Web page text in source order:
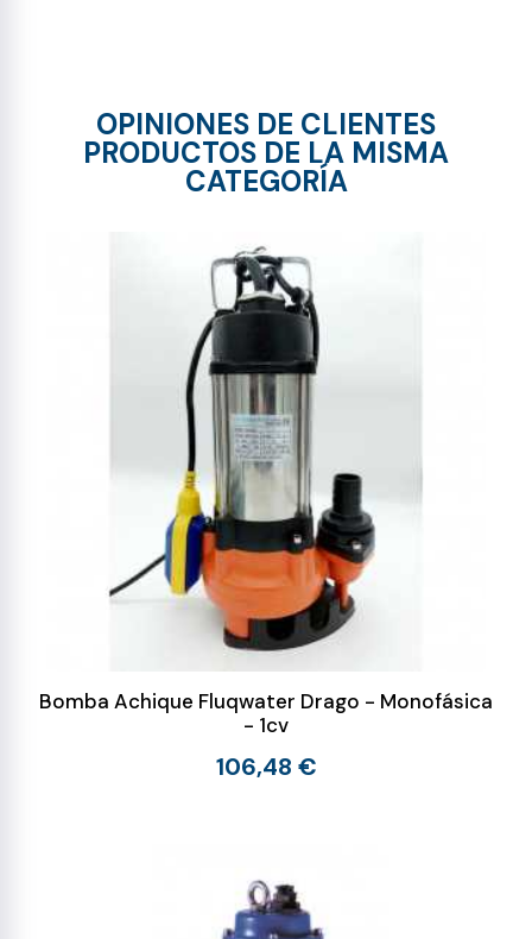
OPINIONES DE CLIENTES
PRODUCTOS DE LA MISMA
CATEGORÍA
Bomba Achique Fluqwater Drago - Monofásica
- 1cv
106,48 €